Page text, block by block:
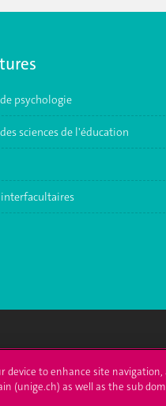
psychologie
sciences de l'éducation
interfacultaires
device to enhance site
(unige.ch) as well as the sub